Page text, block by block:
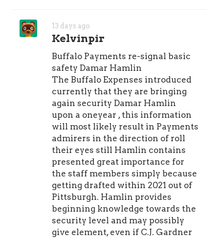
lại nước ngọt trên bãi. So với
việc tự đầu tư thiết bị cồng
kềnh, mức chi phí này cực kỳ
hợp lý cho một buổi trải
nghiệm trọn vẹn cùng nhóm
bạn.
3. Những Tọa Độ Hạ Ván Đẹp Nhất
Ven Bán Đảo Sơn Trà
Địa hình vịnh biển Sơn Trà được
các dãy núi đá chắn gió tự nhiên
nên mặt nước cực kỳ phẳng lặng.
Thời điểm lý tưởng nhất để trải
nghiệm bộ môn này rơi vào mùa
biển êm, kéo dài từ tháng 4 đến hết
tháng 8 hàng năm. Dọc tuyến đường
biển Hoàng Sa, ba tọa độ hạ ván
đông vui nhất bao gồm:
13 days ago
Kelvinpir
Buffalo Payments re-signal basic
safety Damar Hamlin
The Buffalo Expenses introduced
currently that they are bringing
again security Damar Hamlin
upon a oneyear , this information
will most likely result in Payments
admirers in the direction of roll
their eyes still Hamlin contains
presented great importance for
the staff members simply because
getting drafted within 2021 out of
Pittsburgh. Hamlin provides
beginning knowledge towards the
security level and may possibly
give element, even if C.J. Gardner